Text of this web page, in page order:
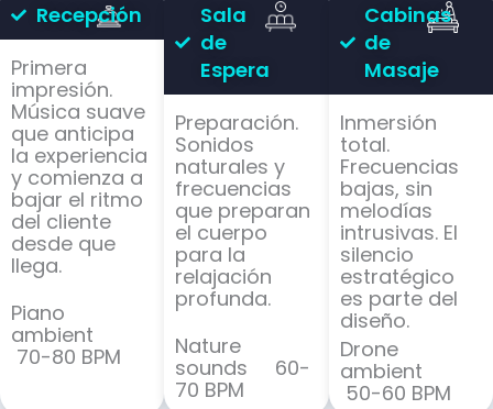
Recepción
Primera
impresión.
Música suave
que anticipa
la experiencia
y comienza a
bajar el ritmo
del cliente
desde que
llega.
Piano
ambient
70-80 BPM
Sala
de
Espera
Preparación.
Sonidos
naturales y
frecuencias
que preparan
el cuerpo
para la
relajación
profunda.
Nature
sounds 60-
70 BPM
Cabinas
de
Masaje
Inmersión
total.
Frecuencias
bajas, sin
melodías
intrusivas. El
silencio
estratégico
es parte del
diseño.
Drone
ambient
50-60 BPM